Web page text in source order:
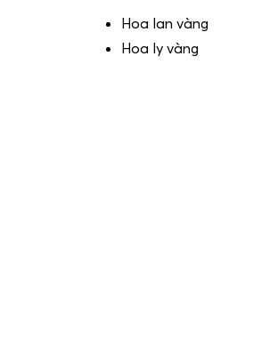
Hoa lan vàng
Hoa ly vàng